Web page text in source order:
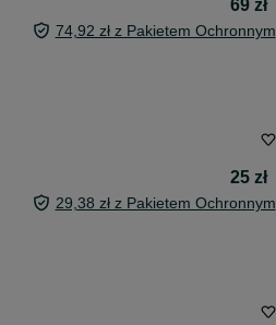
69 zł
74,92 zł z Pakietem Ochronnym
25 zł
29,38 zł z Pakietem Ochronnym